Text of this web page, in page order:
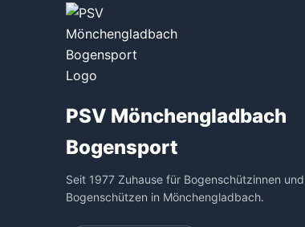
PSV Mönchengladbach
Bogensport
Seit 1977 Zuhause für Bogenschützinnen und
Bogenschützen in Mönchengladbach.